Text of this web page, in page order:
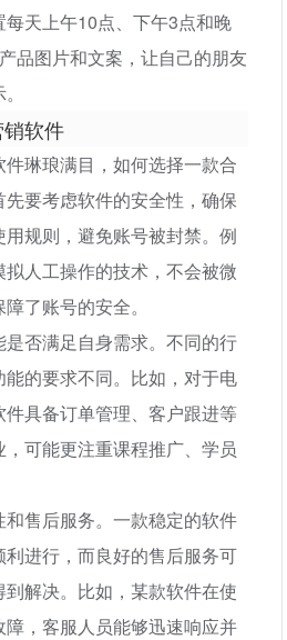
天上午10点、下午3点和晚
品图片和文案，让自己的朋友
软件
琳琅满目，如何选择一款合
要考虑软件的安全性，确保
规则，避免账号被封禁。例
人工操作的技术，不会被微
了账号的安全。
否满足自身需求。不同的行
的要求不同。比如，对于电
具备订单管理、客户跟进等
可能更注重课程推广、学员
售后服务。一款稳定的软件
进行，而良好的售后服务可
解决。比如，某款软件在使
，客服人员能够迅速响应并